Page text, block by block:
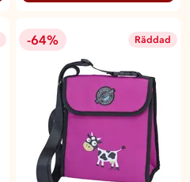
-64% Räddad